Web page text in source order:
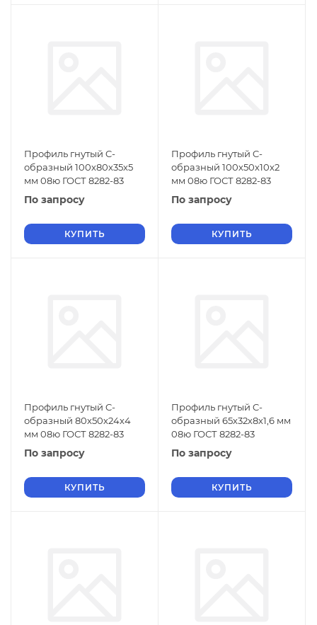
Профиль гнутый C-
образный 100х80х35х5
мм 08ю ГОСТ 8282-83
По запросу
КУПИТЬ
Профиль гнутый C-
образный 100х50х10х2
мм 08ю ГОСТ 8282-83
По запросу
КУПИТЬ
Профиль гнутый C-
образный 80х50х24х4
мм 08ю ГОСТ 8282-83
По запросу
КУПИТЬ
Профиль гнутый C-
образный 65х32х8х1,6 мм
08ю ГОСТ 8282-83
По запросу
КУПИТЬ